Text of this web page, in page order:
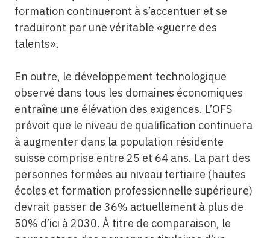
formation continueront à s’accentuer et se
traduiront par une véritable «guerre des
talents».
En outre, le développement technologique
observé dans tous les domaines économiques
entraîne une élévation des exigences. L’OFS
prévoit que le niveau de qualification continuera
à augmenter dans la population résidente
suisse comprise entre 25 et 64 ans. La part des
personnes formées au niveau tertiaire (hautes
écoles et formation professionnelle supérieure)
devrait passer de 36% actuellement à plus de
50% d’ici à 2030. À titre de comparaison, le